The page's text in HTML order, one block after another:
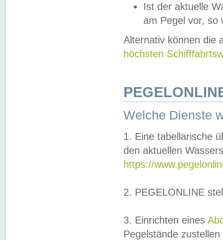
Ist der aktuelle
am Pegel vor,
Alternativ können die
höchsten
Welche Dienste
1. Eine tabellarische
den aktuellen
https://
2. PEGELONLINE
3. Einrichten eines
Pegelstände